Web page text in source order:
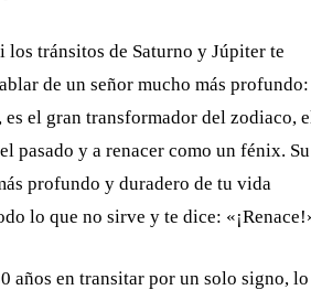
los tránsitos de Saturno y Júpiter te
de un señor mucho más profundo:
el gran transformador del zodiaco,
pasado y a renacer como un fénix. Su
profundo y duradero de tu vida
lo que no sirve y te dice:
años en transitar por un solo signo, lo